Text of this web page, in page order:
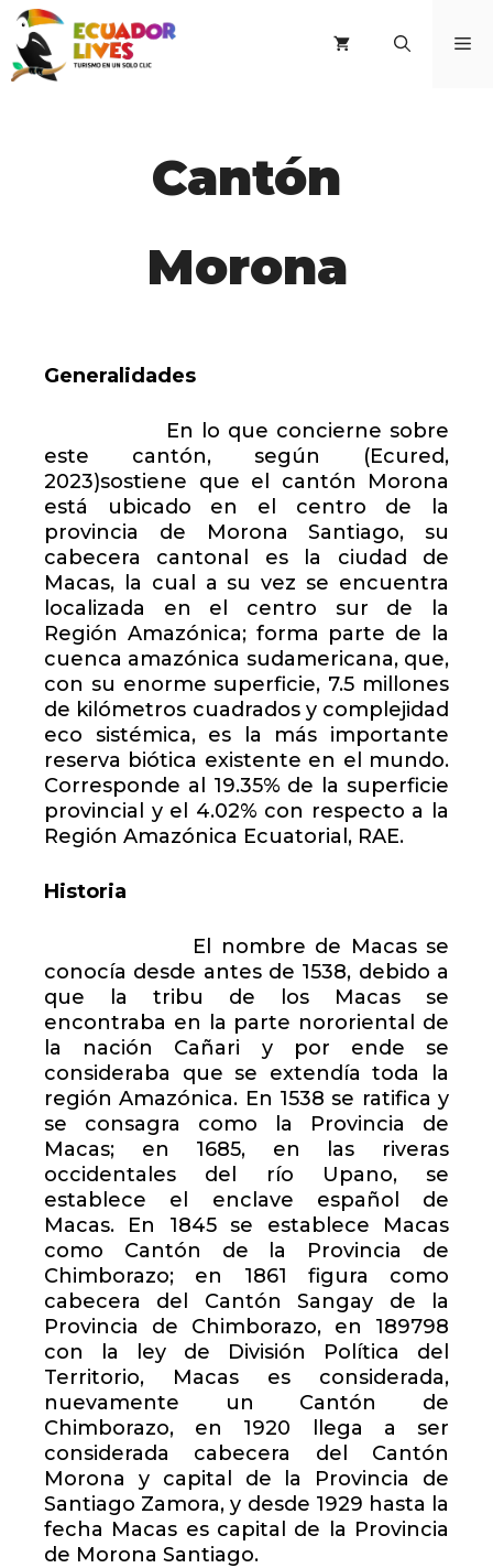
Saltar
contenido
Cantón
Morona
Generalidades
En lo que concierne sobre
este cantón, según (Ecured,
2023)sostiene que el cantón Morona
está ubicado en el centro de la
provincia de Morona Santiago, su
cabecera cantonal es la ciudad de
Macas, la cual a su vez se encuentra
localizada en el centro sur de la
Región Amazónica; forma parte de la
cuenca amazónica sudamericana, que,
con su enorme superficie, 7.5 millones
de kilómetros cuadrados y complejidad
eco sistémica, es la más importante
reserva biótica existente en el mundo.
Corresponde al 19.35% de la superficie
provincial y el 4.02% con respecto a la
Región Amazónica Ecuatorial, RAE.
Historia
El nombre de Macas se
conocía desde antes de 1538, debido a
que la tribu de los Macas se
encontraba en la parte nororiental de
la nación Cañari y por ende se
consideraba que se extendía toda la
región Amazónica. En 1538 se ratifica y
se consagra como la Provincia de
Macas; en 1685, en las riveras
occidentales del río Upano, se
establece el enclave español de
Macas. En 1845 se establece Macas
como Cantón de la Provincia de
Chimborazo; en 1861 figura como
cabecera del Cantón Sangay de la
Provincia de Chimborazo, en 189798
con la ley de División Política del
Territorio, Macas es considerada,
nuevamente un Cantón de
Chimborazo, en 1920 llega a ser
considerada cabecera del Cantón
Morona y capital de la Provincia de
Santiago Zamora, y desde 1929 hasta la
fecha Macas es capital de la Provincia
de Morona Santiago.